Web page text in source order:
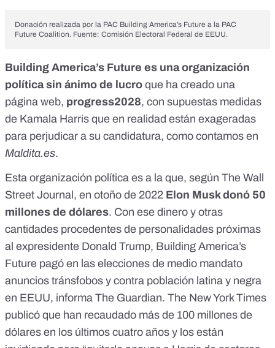
Donación realizada por la PAC Building America’s Future a la PAC
Future Coalition. Fuente: Comisión Electoral Federal de EEUU.
Building America’s Future es una organización
política sin ánimo de lucro que ha creado una
página web, progress2028, con supuestas medidas
de Kamala Harris que en realidad están exageradas
para perjudicar a su candidatura, como contamos en
Maldita.es.
Esta organización política es a la que, según The Wall
Street Journal, en otoño de 2022 Elon Musk donó 50
millones de dólares. Con ese dinero y otras
cantidades procedentes de personalidades próximas
al expresidente Donald Trump, Building America’s
Future pagó en las elecciones de medio mandato
anuncios tránsfobos y contra población latina y negra
en EEUU, informa The Guardian. The New York Times
publicó que han recaudado más de 100 millones de
dólares en los últimos cuatro años y los están